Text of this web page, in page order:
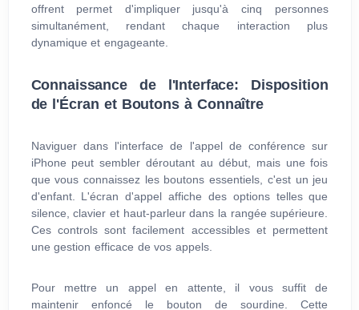
offrent permet d'impliquer jusqu'à cinq personnes
simultanément, rendant chaque interaction plus
dynamique et engageante.
Connaissance de l'Interface: Disposition
de l'Écran et Boutons à Connaître
Naviguer dans l'interface de l'appel de conférence sur
iPhone peut sembler déroutant au début, mais une fois
que vous connaissez les boutons essentiels, c'est un jeu
d'enfant. L'écran d'appel affiche des options telles que
silence, clavier et haut-parleur dans la rangée supérieure.
Ces controls sont facilement accessibles et permettent
une gestion efficace de vos appels.
Pour mettre un appel en attente, il vous suffit de
maintenir enfoncé le bouton de sourdine. Cette